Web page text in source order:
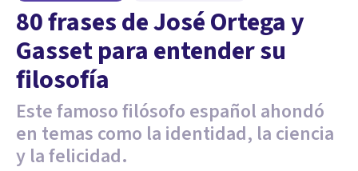
80 frases de José Ortega y
Gasset para entender su
filosofía
Este famoso filósofo español ahondó
en temas como la identidad, la ciencia
y la felicidad.